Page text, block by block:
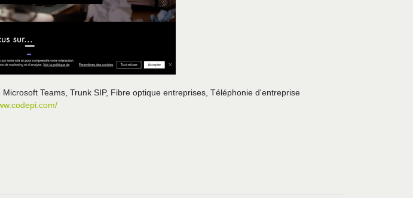
Teams, Trunk SIP, Fibre optique entreprises, Téléphonie d'entreprise